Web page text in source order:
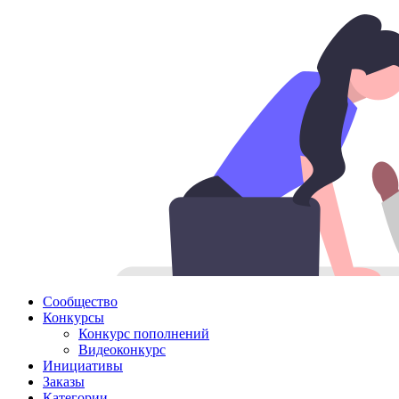
Сообщество
Конкурсы
Конкурс пополнений
Видеоконкурс
Инициативы
Заказы